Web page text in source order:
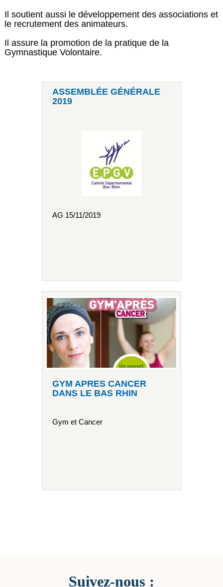
Il soutient aussi le développement des associations et
le recrutement des animateurs.
Il assure la promotion de la pratique de la
Gymnastique Volontaire.
ASSEMBLÉE GÉNÉRALE
2019
AG 15/11/2019
GYM APRES CANCER
DANS LE BAS RHIN
Gym et Cancer
Suivez-nous :